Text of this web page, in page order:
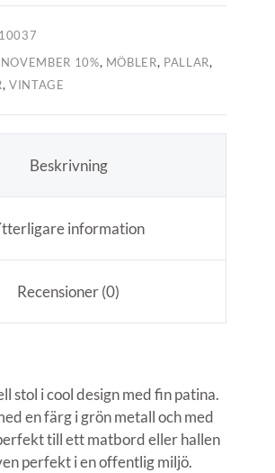
10%, MÖBLER, PALLAR,
,VINTAGE
Beskrivning
information
Recensioner (0)
stol i cool design med fin patina.
en färg i grön metall och med
till ett matbord eller hallen
perfekt i en offentlig miljö.